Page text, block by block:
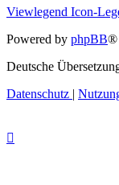
Viewlegend Icon-
Powered by phpBB®
Deutsche
Datenschutz |